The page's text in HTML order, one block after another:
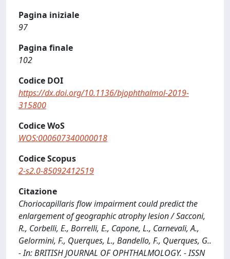
Pagina iniziale
97
Pagina finale
102
Codice DOI
https://dx.doi.org/10.1136/bjophthalmol-2019-
315800
Codice WoS
WOS:000607340000018
Codice Scopus
2-s2.0-85092412519
Citazione
Choriocapillaris flow impairment could predict the
enlargement of geographic atrophy lesion / Sacconi,
R., Corbelli, E., Borrelli, E., Capone, L., Carnevali, A.,
Gelormini, F., Querques, L., Bandello, F., Querques, G..
- In: BRITISH JOURNAL OF OPHTHALMOLOGY. - ISSN